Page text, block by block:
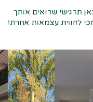
תרגישי שרואים אותך
לחווית עצמאות אחרת!